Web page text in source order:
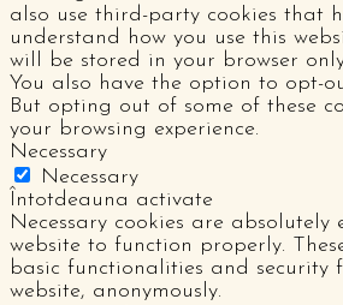
also use third-party cookies that
understand how you use this
will be stored in your browser
You also have the option to opt-
But opting out of some of these
your browsing experience.
Necessary
Necessary
Întotdeauna activate
Necessary cookies are absolutely
website to function properly.
basic functionalities and security
website, anonymously.